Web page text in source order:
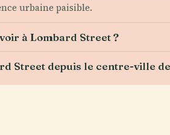
urbaine paisible.
à Lombard Street ?
Street depuis le centre-ville